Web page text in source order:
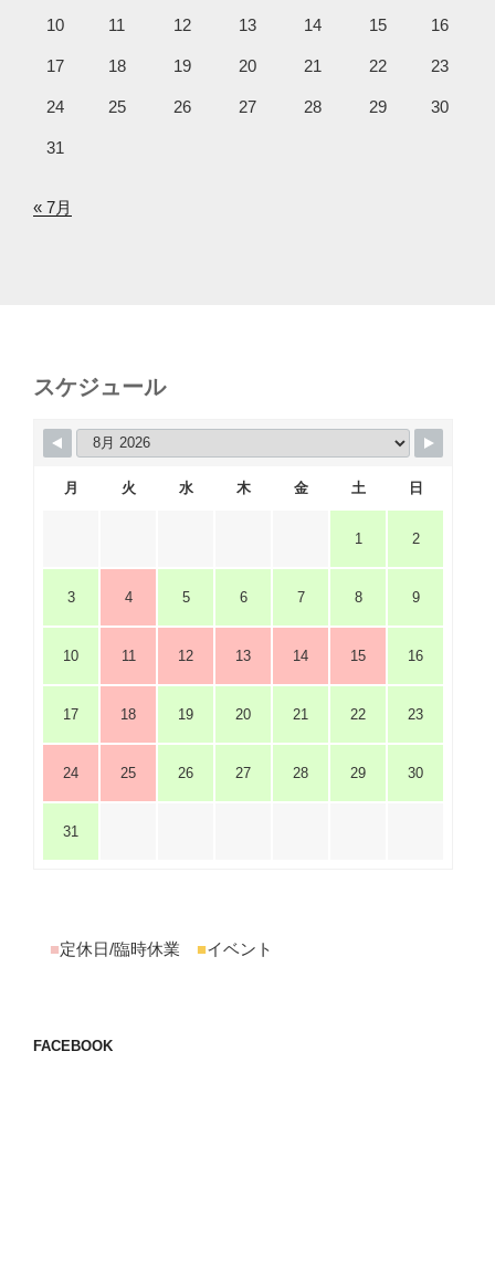
10 11 12 13 14 15 16
17 18 19 20 21 22 23
24 25 26 27 28 29 30
31
« 7月
スケジュール
月 火 水 木 金 土 日
1 2
3 4 5 6 7 8 9
10 11 12 13 14 15 16
17 18 19 20 21 22 23
24 25 26 27 28 29 30
31
■定休日/臨時休業 ■イベント
FACEBOOK